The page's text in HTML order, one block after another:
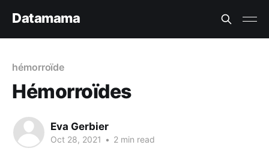
Datamama
hémorroïde
Hémorroïdes
Eva Gerbier
Oct 28, 2021 • 2 min read